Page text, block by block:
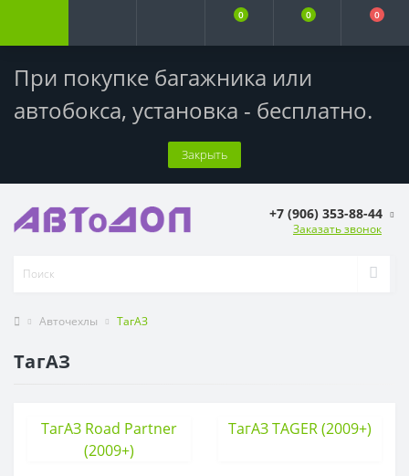
При покупке багажника или
автобокса, установка - бесплатно.
Закрыть
0 0 0
+7 (906) 353-88-44
Заказать звонок
Авточехлы ТагАЗ
ТагАЗ
ТагАЗ Road Partner
(2009+)
ТагАЗ TAGER (2009+)